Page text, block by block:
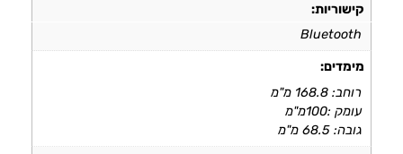
קישוריות:
Bluetooth
מימדים:
רוחב: 168.8 מ"מ
עומק :100מ"מ
גובה: 68.5 מ"מ